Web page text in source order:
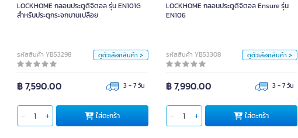
LOCKHOME กลอนประตูดิจิตอล รุ่น EN101G
สำหรับประตูกระจกบานเปลือย
รหัสสินค้า YB53298 ดูตัวเลือกสินค้า >
฿ 7,590.00 3 - 7 วัน
ใส่ตะกร้า
หน่วย
สี
ชนิดของวัสดุ
อลูมิเนียมอัลลอย
ใส่ตะกร้า
LOCKHOME กลอนประตูดิจิตอล Ensure รุ่น
EN106
รหัสสินค้า YB53308 ดูตัวเลือกสินค้า >
฿ 7,990.00 3 - 7 วัน
ใส่ตะกร้า
หน่วย
สี
ชนิดของวัสดุ
อลูมิเนียมอัลลอย
ใส่ตะกร้า